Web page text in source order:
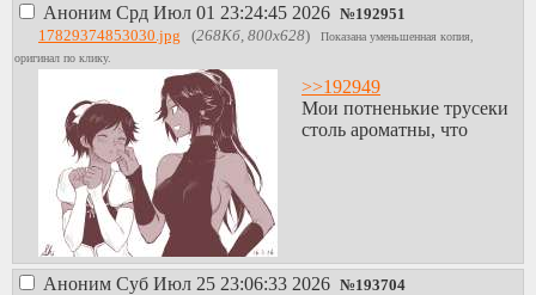
Аноним Срд Июл 01 23:24:45 2026 №192951
17829374853030.jpg (268Кб, 800x628)
Показана уменьшенная копия,
оригинал по клику.
>>192949
Мои потненькие трусеки
столь ароматны, что
Аноним Суб Июл 25 23:06:33 2026 №193704